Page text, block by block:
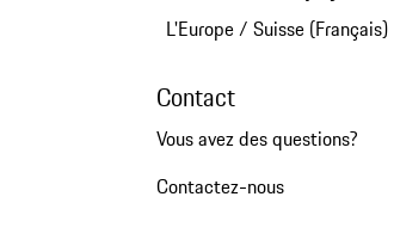
L'Europe/ Suisse (Français)
Contact
Vous avez des questions?
Contactez-nous